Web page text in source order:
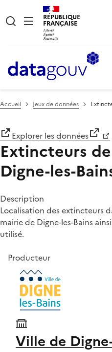
RÉPUBLIQUE
FRANÇAISE
Accueil Jeux de données
Explorer les données
Extincteurs
Digne-les-
Description
Localisation des extincteurs
mairie de Digne-les-Bains
utilisé.
Producteur
Ville de